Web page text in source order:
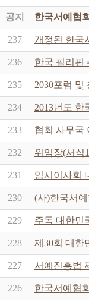
공지 한국서예협
237 개정된 한국
236 한국 필리핀
235 2030포럼 및
234 2013년도 한
233 협회 사무국
232 위임장(서식
231 임시이사회
230 (사)한국서
229 주독 대한민
228 제30회 대한
227 서예진흥법
226 한국서예협